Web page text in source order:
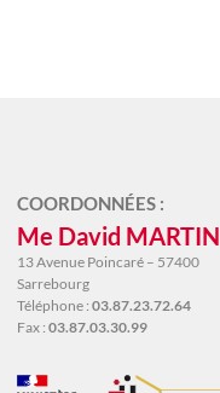
COORDONNÉES :
Me David MARTIN
13 Avenue Poincaré – 57400
Sarrebourg
Téléphone : 03.87.23.72.64
Fax : 03.87.03.30.99